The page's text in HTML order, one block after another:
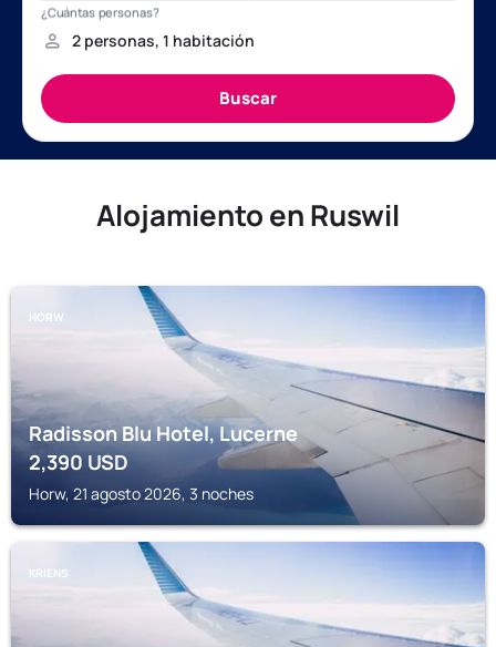
Alojamiento en Ruswil
HORW
Radisson Blu Hotel, Lucerne
2,390 USD
Horw, 21 agosto 2026, 3 noches
KRIENS